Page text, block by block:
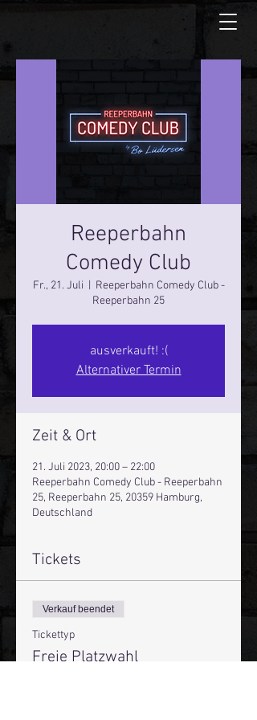
Reeperbahn
Comedy Club
Fr., 21. Juli
Reeperbahn Comedy Club -
Reeperbahn 25
ausverkauft! :(
Alternativer Termin
Zeit & Ort
21. Juli 2023, 20:00 – 22:00
Reeperbahn Comedy Club - Reeperbahn
25, Reeperbahn 25, 20359 Hamburg,
Deutschland
Tickets
Verkauf beendet
Tickettyp
Freie Platzwahl